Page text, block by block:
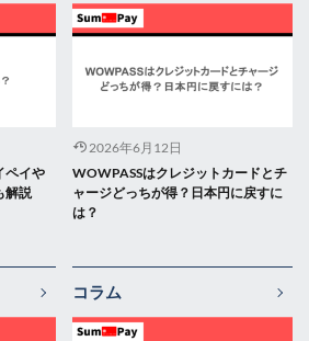
ペイや
解説
2026年6月12日
WOWPASSはクレジットカードとチ
ャージどっちが得？日本円に戻すに
は？
コラム